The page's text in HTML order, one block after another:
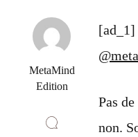
MetaMind
Edition
[ad_1]
Pas
non.